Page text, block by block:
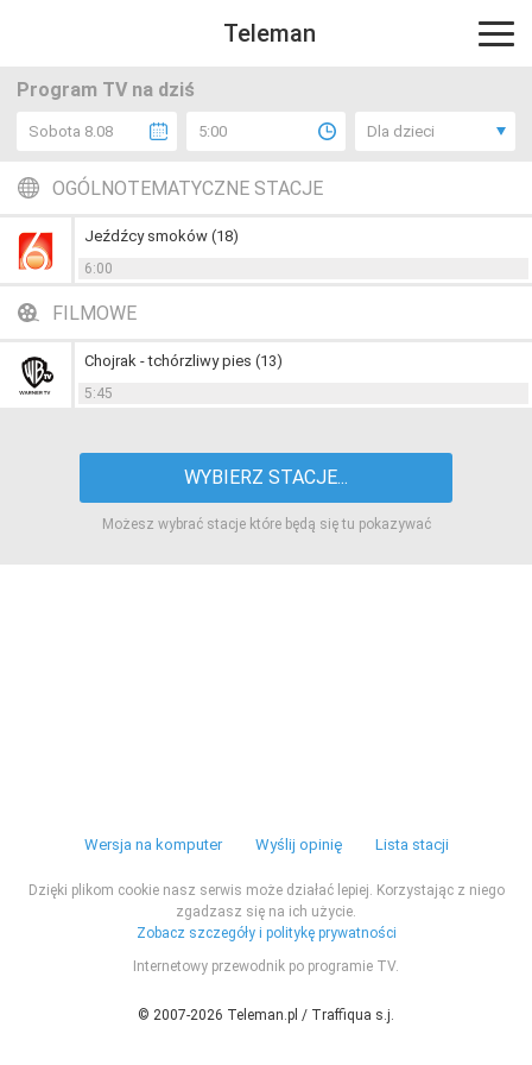
Teleman
Program TV na dziś
Sobota 8.08 5:00 Dla dzieci
OGÓLNOTEMATYCZNE STACJE
Jeźdźcy smoków (18)
6:00
FILMOWE
Chojrak - tchórzliwy pies (13)
5:45
WYBIERZ STACJE...
Możesz wybrać stacje które będą się tu pokazywać
Wersja na komputer Wyślij opinię Lista stacji
Dzięki plikom cookie nasz serwis może działać lepiej. Korzystając z niego
zgadzasz się na ich użycie.
Zobacz szczegóły i politykę prywatności
Internetowy przewodnik po programie TV.
© 2007-2026 Teleman.pl / Traffiqua s.j.